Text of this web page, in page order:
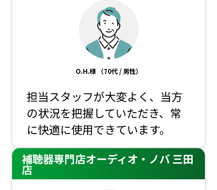
O.H.様 （70代 / 男性）
担当スタッフが大変よく、当方
の状況を把握していただき、常
に快適に使用できています。
補聴器専門店オーディオ・ノバ 三田
店